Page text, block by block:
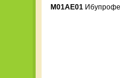
M01AE01